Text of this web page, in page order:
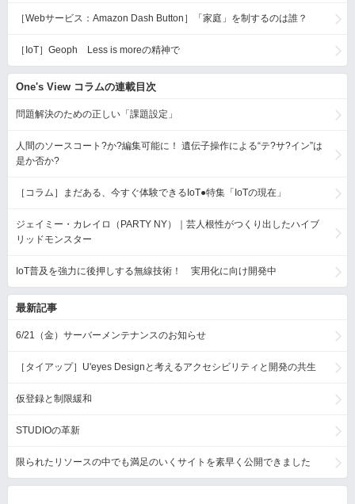
［Webサービス：Amazon Dash Button］「家庭」を制するのは誰？
［IoT］Geoph Less is moreの精神で
One's View コラムの連載目次
問題解決のための正しい「課題設定」
人間のソースコート?か?編集可能に！ 遺伝子操作による“テ?サ?イン”は
是か否か?
［コラム］まだある、今すぐ体験できるIoT●特集「IoTの現在」
ジェイミー・カレイロ（PARTY NY）｜芸人根性がつくり出したハイブ
リッドモンスター
IoT普及を強力に後押しする無線技術！ 実用化に向け開発中
最新記事
6/21（金）サーバーメンテナンスのお知らせ
［タイアップ］U'eyes Designと考えるアクセシビリティと開発の共生
仮登録と制限緩和
STUDIOの革新
限られたリソースの中でも満足のいくサイトを素早く公開できました